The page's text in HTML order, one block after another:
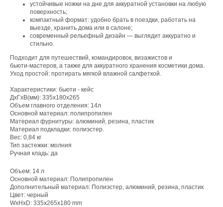
устойчивые ножки на дне для аккуратной установки на любую
поверхность;
компактный формат: удобно брать в поездки, работать на
выезде, хранить дома или в салоне;
современный рельефный дизайн — выглядит аккуратно и
стильно.
Подходит для путешествий, командировок, визажистов и
бьюти‑мастеров, а также для аккуратного хранения косметики дома.
Уход простой: протирать мягкой влажной салфеткой.
Характеристики: бьюти - кейс
ДхГхВ(мм): 335x180x265
Объем главного отделения: 14л
Основной материал: полипропилен
Материал фурнитуры: алюминий, резина, пластик
Материал подкладки: полиэстер.
Вес: 0,84 кг
Тип застежки: молния
Ручная кладь: да
Объем: 14 л
Основной материал: Полипропилен
Дополнительный материал: Полиэстер, алюминий, резина, пластик
Цвет: черный
WxHxD: 335x265x180 mm